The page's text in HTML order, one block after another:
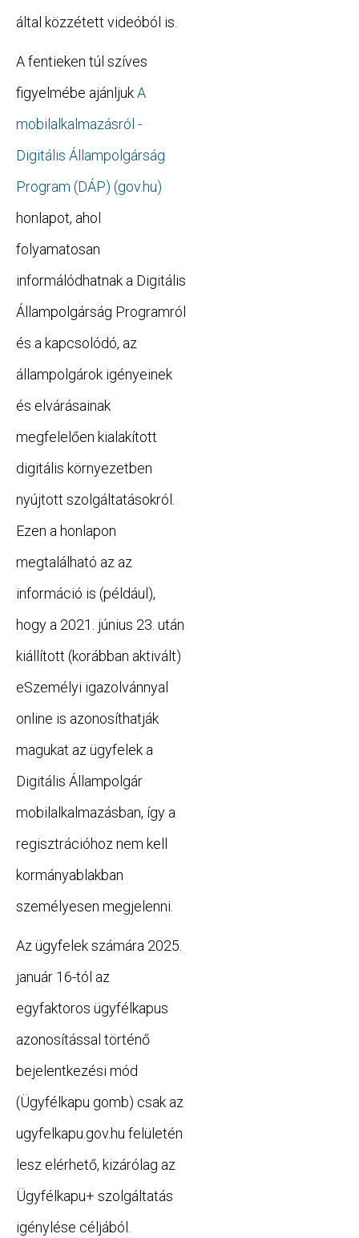
által közzétett videóból is.
A fentieken túl szíves
figyelmébe ajánljukA
mobilalkalmazásról -
Digitális Állampolgárság
Program (DÁP) (gov.hu)
honlapot, ahol
folyamatosan
informálódhatnak a Digitális
Állampolgárság Programról
és a kapcsolódó, az
állampolgárok igényeinek
és elvárásainak
megfelelően kialakított
digitális környezetben
nyújtott szolgáltatásokról.
Ezen a honlapon
megtalálható az az
információ is (például),
hogy a 2021. június 23. után
kiállított (korábban aktivált)
eSzemélyi igazolvánnyal
online is azonosíthatják
magukat az ügyfelek a
Digitális Állampolgár
mobilalkalmazásban, így a
regisztrációhoz nem kell
kormányablakban
személyesen megjelenni.
Az ügyfelek számára 2025.
január 16-tól az
egyfaktoros ügyfélkapus
azonosítással történő
bejelentkezési mód
(Ügyfélkapu gomb) csak az
ugyfelkapu.gov.hu felületén
lesz elérhető, kizárólag az
Ügyfélkapu+ szolgáltatás
igénylése céljából.